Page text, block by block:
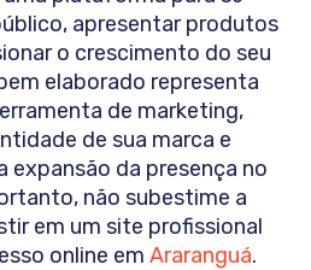
apresentar produtos
o crescimento do seu
elaborado representa
de marketing,
de sua marca e
expansão da presença no
não subestime a
em um site profissional
online em Araranguá.